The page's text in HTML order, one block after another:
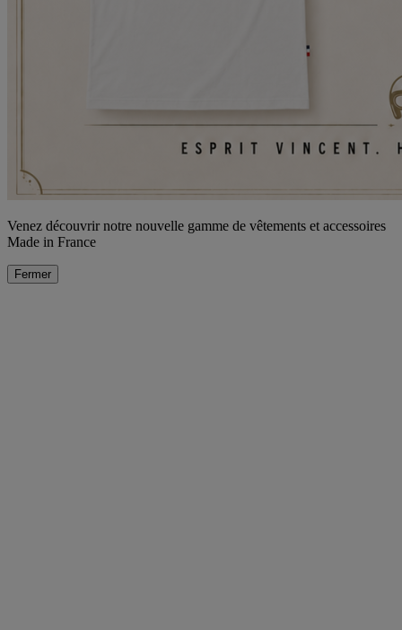
Venez découvrir notre nouvelle gamme de vêtements et accessoires
Made in France
Fermer